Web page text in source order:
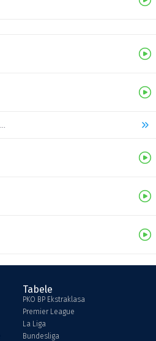
Piłka nożna - zobacz inne transmisje
Tabele
PKO BP Ekstraklasa
Premier League
La Liga
Bundesliga